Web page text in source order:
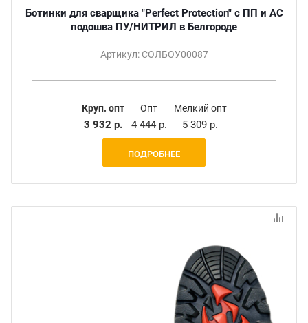
Ботинки для сварщика "Perfect Protection" с ПП и АС
подошва ПУ/НИТРИЛ в Белгороде
Артикул: СОЛБОУ00087
Круп. опт
3 932 р.
Опт
4 444 р.
Мелкий опт
5 309 р.
ПОДРОБНЕЕ